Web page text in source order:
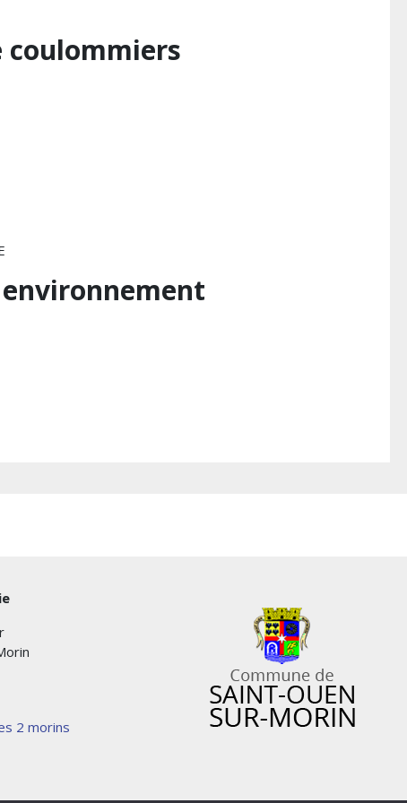
coulommiers
2 morins